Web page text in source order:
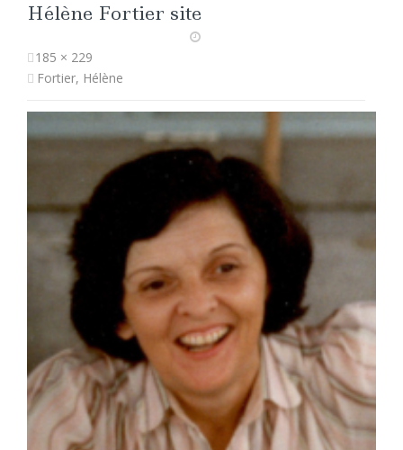
Hélène Fortier site
185 × 229
Fortier, Hélène